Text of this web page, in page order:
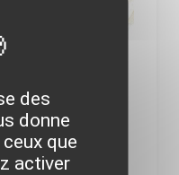
des
donne
que
activer